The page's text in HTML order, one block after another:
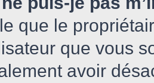
que le
que vous
avoir